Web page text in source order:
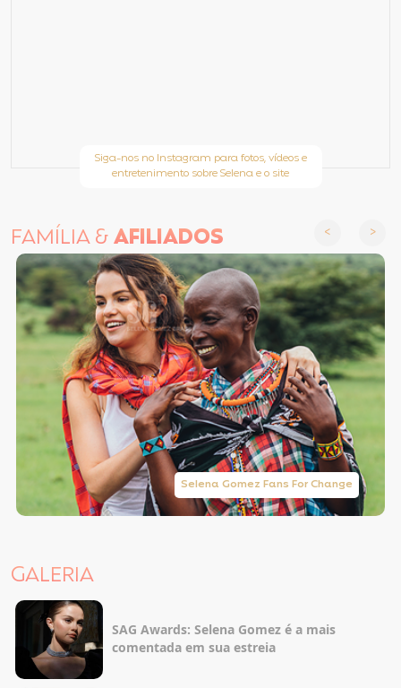
Siga-nos no Instagram para fotos, vídeos e
entretenimento sobre Selena e o site
FAMÍLIA &AFILIADOS
Selena Gomez Fans For Change
GALERIA
SAG Awards: Selena Gomez é a mais
comentada em sua estreia